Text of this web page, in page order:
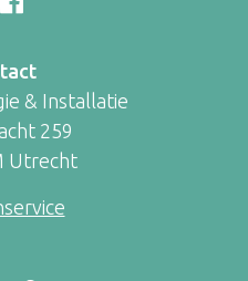
& Installatie
259
Utrecht